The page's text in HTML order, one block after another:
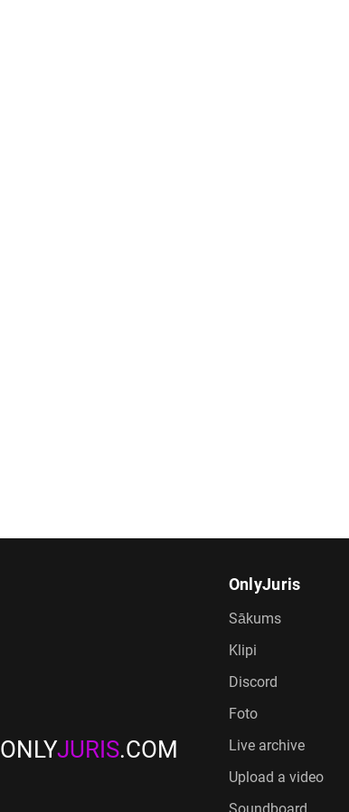
ONLYJURIS.COM
OnlyJuris
Sākums
Klipi
Discord
Foto
Live archive
Upload a video